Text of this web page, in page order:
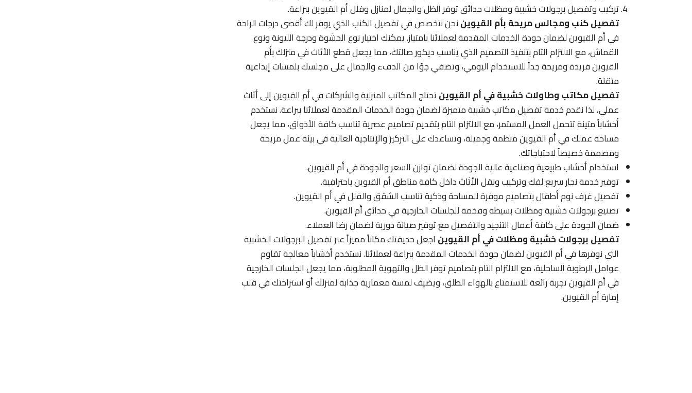
تركيب وتفصيل برجولات خشبية ومظلات حدائق توفر الظل والجمال لمنازل وفلل أم القيوين ببراعة.
تفصيل كنب ومجالس مريحة بأم القيويننحن نتخصص في تفصيل الكنب الذي يوفر لك أقصى درجات الراحة
في أم القيوين لضمان جودة الخدمات المقدمة لعملائنا بامتياز. يمكنك اختيار نوع الحشوة ودرجة الليونة ونوع
القماش، مع الالتزام التام بتنفيذ التصميم الذي يناسب ديكور صالتك، مما يجعل قطع الأثاث في منزلك بأم
القيوين فريدة ومريحة جداً للاستخدام اليومي، وتضفي جوًا من الدفء والجمال على مجلسك بلمسات إبداعية
متقنة.
تفصيل مكاتب وطاولات خشبية في أم القيوينتحتاج المكاتب المنزلية والشركات في أم القيوين إلى أثاث
عملي، لذا نقدم خدمة تفصيل مكاتب خشبية متميزة لضمان جودة الخدمات المقدمة لعملائنا ببراعة. نستخدم
أخشاباً متينة تتحمل العمل المستمر، مع الالتزام التام بتقديم تصاميم عصرية تناسب كافة الأذواق، مما يجعل
مساحة عملك في أم القيوين منظمة وجميلة، وتساعدك على التركيز والإنتاجية العالية في بيئة عمل مريحة
ومصممة خصيصاً لاحتياجاتك.
استخدام أخشاب طبيعية وصناعية عالية الجودة لضمان توازن السعر والجودة في أم القيوين.
توفير خدمة نجار سريع لفك وتركيب ونقل الأثاث داخل كافة مناطق أم القيوين باحترافية.
تفصيل غرف نوم أطفال بتصاميم موفرة للمساحة وذكية تناسب الشقق والفلل في أم القيوين.
تصنيع برجولات خشبية ومظلات بسيطة وفخمة للجلسات الخارجية في حدائق أم القيوين.
ضمان الجودة على كافة أعمال التنجيد والتفصيل مع توفير صيانة دورية لضمان رضا العملاء.
تفصيل برجولات خشبية ومظلات في أم القيوين اجعل حديقتك مكاناً مميزاً عبر تفصيل البرجولات الخشبية
التي نوفرها في أم القيوين لضمان جودة الخدمات المقدمة ببراعة لعملائنا. نستخدم أخشاباً معالجة تقاوم
عوامل الرطوبة الساحلية، مع الالتزام التام بتصاميم توفر الظل والتهوية المطلوبة، مما يجعل الجلسات الخارجية
في أم القيوين تجربة رائعة للاستمتاع بالهواء الطلق، ويضيف لمسة معمارية جذابة لمنزلك أو استراحتك في قلب
إمارة أم القيوين.